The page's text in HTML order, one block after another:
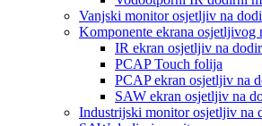
Vanjski monitor osjetljiv na
Komponente ekrana osjetljivog
IR ekran osjetljiv na dodir
PCAP Touch folija
PCAP ekran osjetljiv na
SAW ekran osjetljiv na
Industrijski monitor osjetljiv na